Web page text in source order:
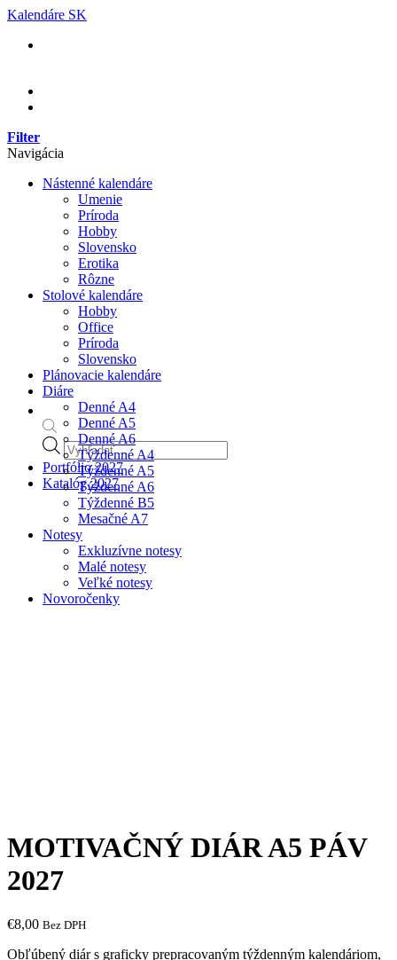
Skip
content
Kalendáre SK
Products
search
Portfólio 2027
Katalóg 2027
Filter
Navigácia
Nástenné kalendáre
Umenie
Príroda
Hobby
Slovensko
Erotika
Rôzne
Stolové kalendáre
Hobby
Office
Príroda
Slovensko
Plánovacie kalendáre
Diáre
Denné A4
Denné A5
Denné A6
Týždenné A4
Týždenné A5
Týždenné A6
Týždenné B5
Mesačné A7
Notesy
Exkluzívne notesy
Malé notesy
Veľké notesy
Novoročenky
MOTIVAČNÝ DIÁR A5 PÁV
2027
€8,00 Bez DPH
Obľúbený diár s graficky prepracovaným týždenným kalendáriom,